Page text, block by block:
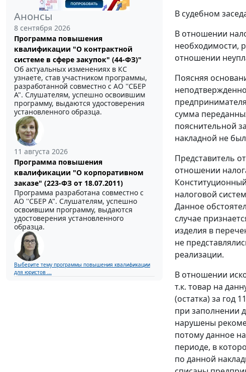
Анонсы
8 сентября 2026
Программа повышения
квалификации "О контрактной
системе в сфере закупок" (44-ФЗ)"
Об актуальных изменениях в КС
узнаете, став участником программы,
разработанной совместно с АО ''СБЕР
А". Слушателям, успешно освоившим
программу, выдаются удостоверения
установленного образца.
11 августа 2026
Программа повышения
квалификации "О корпоративном
заказе" (223-ФЗ от 18.07.2011)
Программа разработана совместно с
АО ''СБЕР А". Слушателям, успешно
освоившим программу, выдаются
удостоверения установленного
образца.
Выберите тему программы повышения квалификации
для юристов ...
В судебном
В отношении
необходимости,
отношении
Поясняя
сумма
пояснительной
накладной не
Представитель
отношении
налоговой
Данное
случае
изделия в
не
реализации.
В отношении
т.к. товар на
(остатка) за год
при заполнении
нарушены
потому данное
периоде, в
по данной